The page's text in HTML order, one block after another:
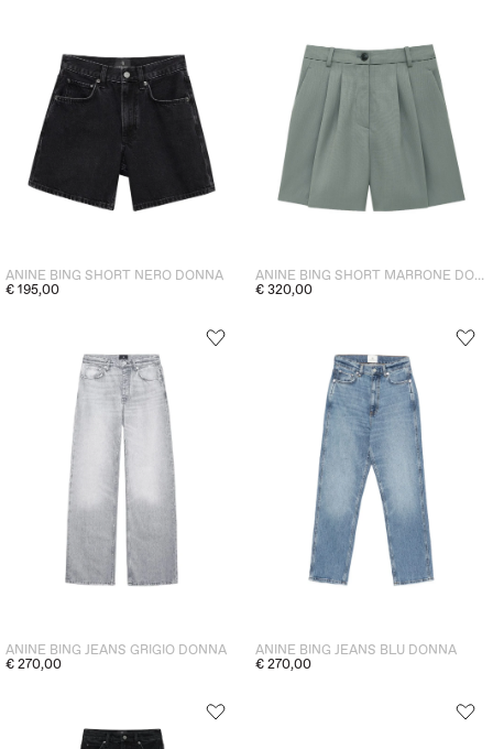
ANINE BING SHORT NERO DONNA
€ 195,00
ANINE BING SHORT MARRONE DONNA
€ 320,00
ANINE BING JEANS GRIGIO DONNA
€ 270,00
ANINE BING JEANS BLU DONNA
€ 270,00